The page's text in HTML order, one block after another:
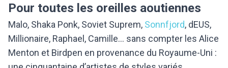
Pour toutes les oreilles aoutiennes
Malo, Shaka Ponk, Soviet Suprem, Sonnfjord, dEUS,
Millionaire, Raphael, Camille… sans compter les Alice
Menton et Birdpen en provenance du Royaume-Uni :